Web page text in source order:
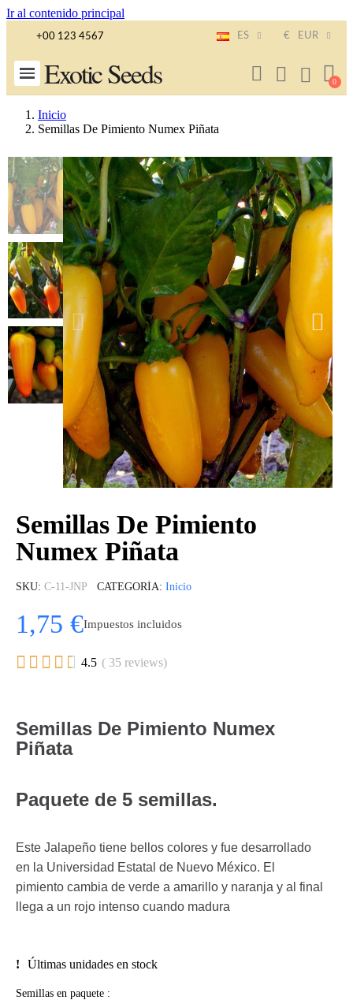
Ir al contenido principal
+00 123 4567 ES € EUR
Exotic Seeds
Inicio
Semillas De Pimiento Numex Piñata
Semillas De Pimiento
Numex Piñata
SKU C-11-JNP CATEGORÍA Inicio
1,75 €Impuestos incluidos
     4.5 ( 35 reviews)
Semillas De Pimiento Numex
Piñata
Paquete de 5 semillas.
Este Jalapeño tiene bellos colores y fue desarrollado
en la Universidad Estatal de Nuevo México. El
pimiento cambia de verde a amarillo y naranja y al final
llega a un rojo intenso cuando madura
Últimas unidades en stock
Semillas en paquete :